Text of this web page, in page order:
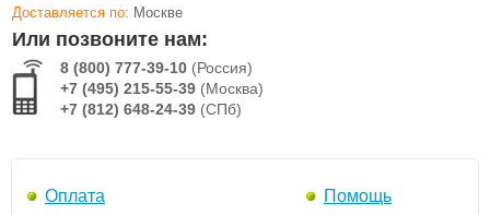
Доставляется по: Москве
Или позвоните нам:
8 (800) 777-39-10 (Россия)
+7 (495) 215-55-39 (Москва)
+7 (812) 648-24-39 (СПб)
Оплата
Помощь